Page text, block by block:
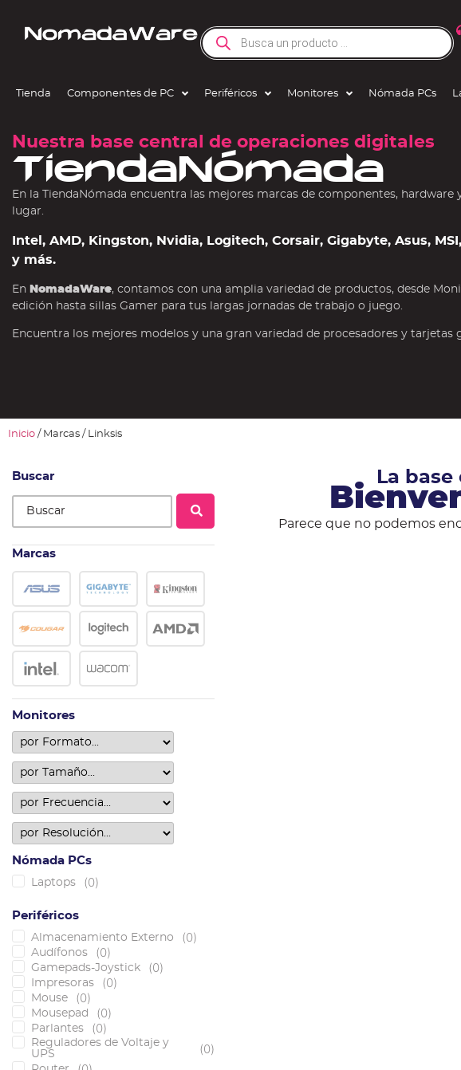
Tienda Componentes de PC Periféricos Monitores Nómada PCs
Nuestra base central de operaciones digitales
TiendaNómada
En la TiendaNómada encuentra las mejores marcas de componentes, hardware
lugar.
Intel, AMD, Kingston, Nvidia, Logitech, Corsair, Gigabyte, Asus, MSI,
y más.
En NomadaWare, contamos con una amplia variedad de productos, desde
edición hasta sillas Gamer para tus largas jornadas de trabajo o juego.
Encuentra los mejores modelos y una gran variedad de procesadores y tarjetas
Inicio / Marcas / Linksis
Buscar
Marcas
Monitores
Nómada PCs
Laptops (0)
Periféricos
Almacenamiento Externo (0)
Audífonos (0)
Gamepads-Joystick (0)
Impresoras (0)
Mouse (0)
Mousepad (0)
Parlantes (0)
Reguladores de Voltaje y
UPS
(0)
La
Parece que no podemos